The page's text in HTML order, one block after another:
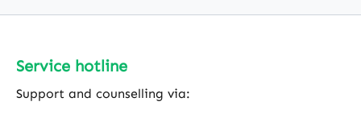
sind, tauschen
gegen eine
Service hotline
Support and counselling via: